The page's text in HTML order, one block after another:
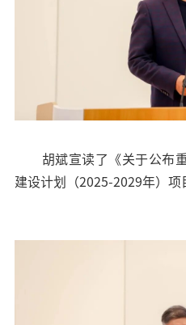
胡斌宣读了《关于公布
建设计划（2025-2029年）项